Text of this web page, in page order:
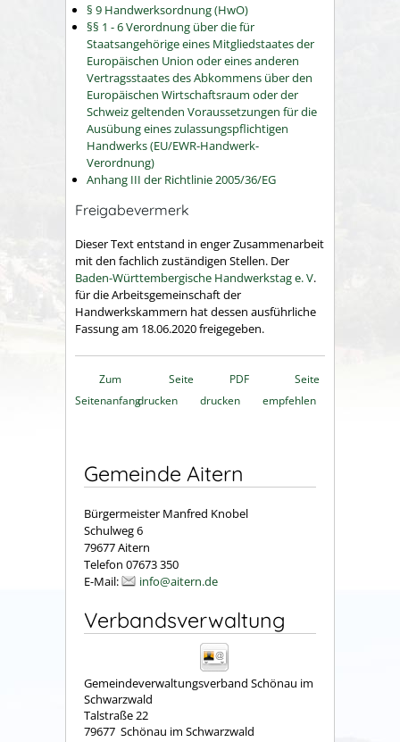
§ 9 Handwerksordnung (HwO)
§§ 1 - 6 Verordnung über die für
Staatsangehörige eines Mitgliedstaates der
Europäischen Union oder eines anderen
Vertragsstaates des Abkommens über den
Europäischen Wirtschaftsraum oder der
Schweiz geltenden Voraussetzungen für die
Ausübung eines zulassungspflichtigen
Handwerks (EU/EWR-Handwerk-
Verordnung)
Anhang III der Richtlinie 2005/36/EG
Freigabevermerk
Dieser Text entstand in enger Zusammenarbeit
mit den fachlich zuständigen Stellen. Der
Baden-Württembergische Handwerkstag e. V.
für die Arbeitsgemeinschaft der
Handwerkskammern hat dessen ausführliche
Fassung am 18.06.2020 freigegeben.
Zum
Seitenanfang
Seite
drucken
PDF
drucken
Seite
empfehlen
Gemeinde Aitern
Bürgermeister Manfred Knobel
Schulweg 6
79677 Aitern
Telefon 07673 350
E-Mail:
info@aitern.de
Verbandsverwaltung
Gemeindeverwaltungsverband Schönau im
Schwarzwald
Talstraße 22
79677 Schönau im Schwarzwald